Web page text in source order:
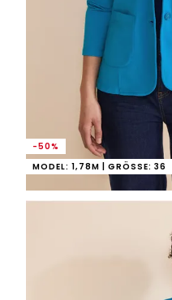
-50%
MODEL: 1,78M | GRÖSSE: 36